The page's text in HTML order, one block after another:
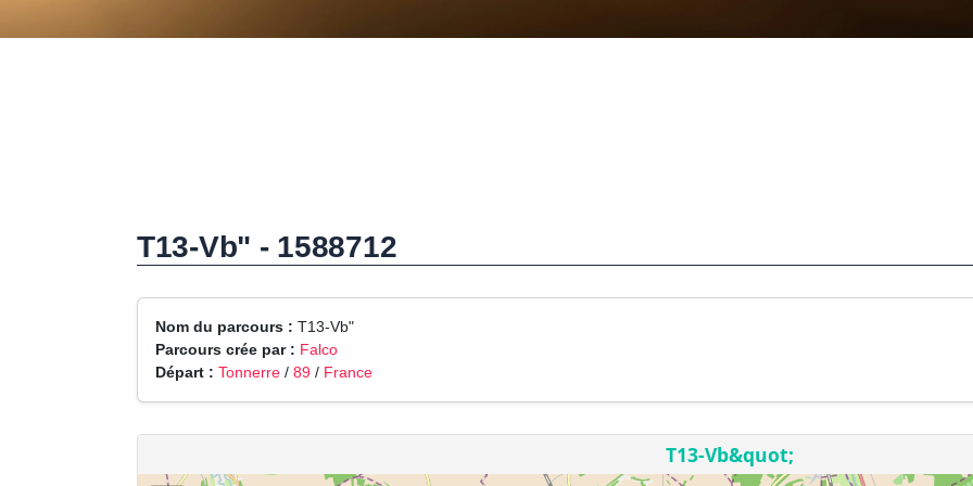
T13-Vb" - 1588712
Nom du parcours : T13-Vb"
Parcours crée par : Falco
Départ : Tonnerre / 89 / France